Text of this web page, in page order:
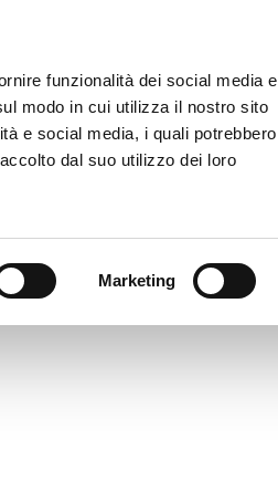
funzionalità dei social media e
modo in cui utilizza il nostro sito
e social media, i quali potrebbero
dal suo utilizzo dei loro
Marketing